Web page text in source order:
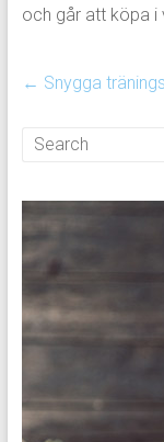
och går att köpa i
← Snygga